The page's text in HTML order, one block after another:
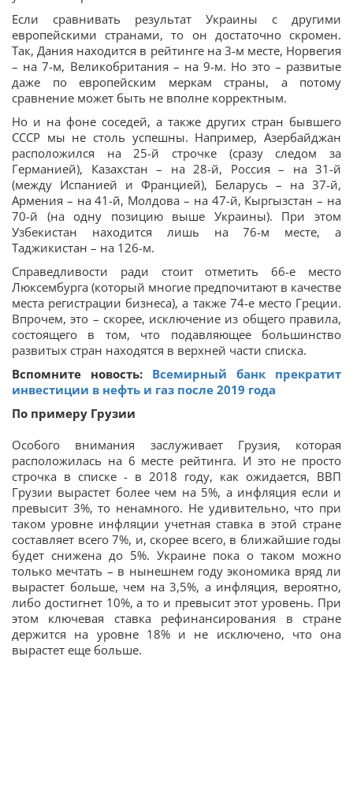
Если сравнивать результат Украины с другими
европейскими странами, то он достаточно скромен.
Так, Дания находится в рейтинге на 3-м месте, Норвегия
– на 7-м, Великобритания – на 9-м. Но это – развитые
даже по европейским меркам страны, а потому
сравнение может быть не вполне корректным.
Но и на фоне соседей, а также других стран бывшего
СССР мы не столь успешны. Например, Азербайджан
расположился на 25-й строчке (сразу следом за
Германией), Казахстан – на 28-й, Россия – на 31-й
(между Испанией и Францией), Беларусь – на 37-й,
Армения – на 41-й, Молдова – на 47-й, Кыргызстан – на
70-й (на одну позицию выше Украины). При этом
Узбекистан находится лишь на 76-м месте, а
Таджикистан – на 126-м.
Справедливости ради стоит отметить 66-е место
Люксембурга (который многие предпочитают в качестве
места регистрации бизнеса), а также 74-е место Греции.
Впрочем, это – скорее, исключение из общего правила,
состоящего в том, что подавляющее большинство
развитых стран находятся в верхней части списка.
Вспомните новость: Всемирный банк прекратит
инвестиции в нефть и газ после 2019 года
По примеру Грузии
Особого внимания заслуживает Грузия, которая
расположилась на 6 месте рейтинга. И это не просто
строчка в списке - в 2018 году, как ожидается, ВВП
Грузии вырастет более чем на 5%, а инфляция если и
превысит 3%, то ненамного. Не удивительно, что при
таком уровне инфляции учетная ставка в этой стране
составляет всего 7%, и, скорее всего, в ближайшие годы
будет снижена до 5%. Украине пока о таком можно
только мечтать – в нынешнем году экономика вряд ли
вырастет больше, чем на 3,5%, а инфляция, вероятно,
либо достигнет 10%, а то и превысит этот уровень. При
этом ключевая ставка рефинансирования в стране
держится на уровне 18% и не исключено, что она
вырастет еще больше.